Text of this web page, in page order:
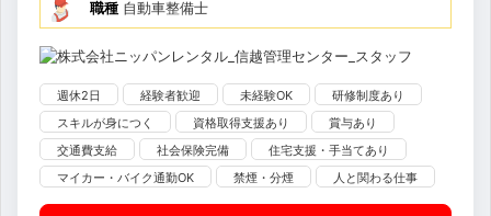
職種 自動車整備士
週休2日 経験者歓迎 未経験OK
研修制度あり
スキルが身につく
資格取得支援あり
賞与あり
交通費支給
社会保険完備
住宅支援・手当てあり
マイカー・バイク通勤OK
禁煙・分煙 人と関わる仕事